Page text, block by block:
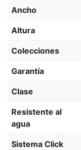
Ancho
Altura
Colecciones
Garantía
Clase
Resistente al
agua
Sistema Click